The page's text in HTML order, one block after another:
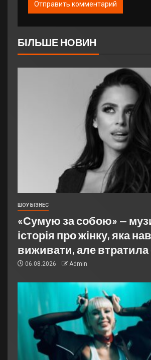
БІЛЬШЕ НОВИН
ШОУ БІЗНЕС
«Сумую за собою» —
історія про жінку, яка
виживати, але втратила
06.08.2026 Admin